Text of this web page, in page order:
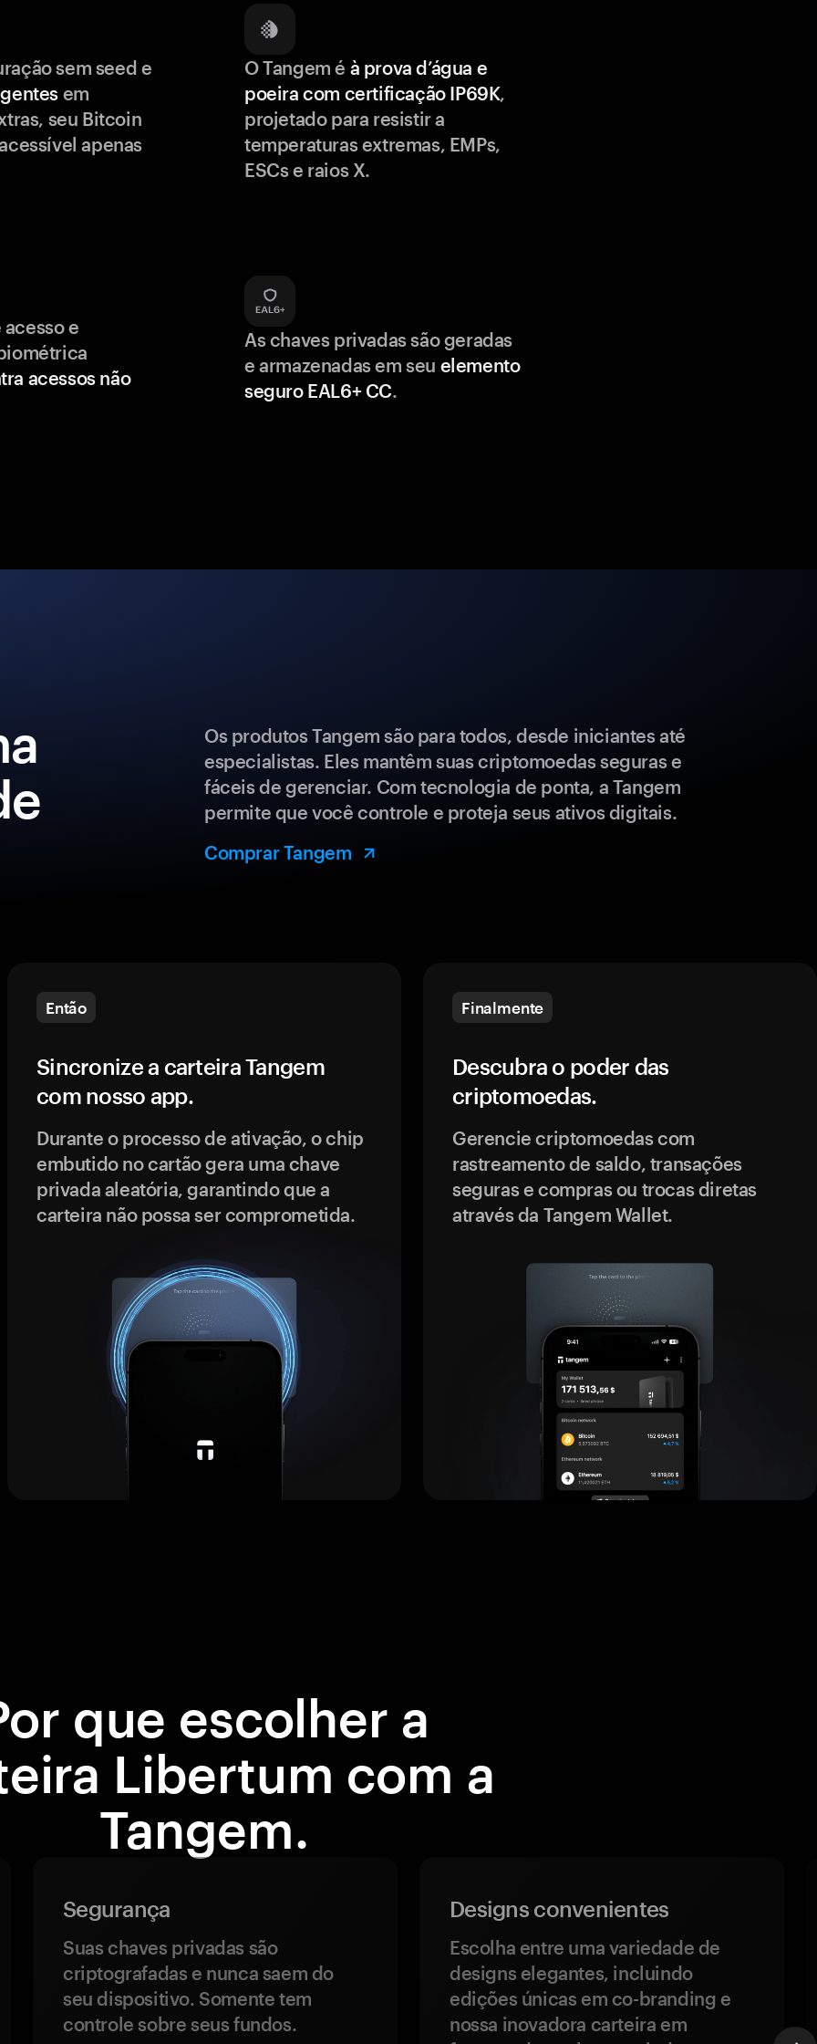
sem seed e
em
seu Bitcoin
apenas
O Tangem é à prova d’água e
poeira com certificação IP69K,
projetado para resistir a
temperaturas extremas, EMPs,
ESCs e raios X.
e
acessos não
As chaves privadas são geradas
e armazenadas em seu elemento
seguro EAL6+ CC.
Os produtos Tangem são para todos, desde iniciantes até
especialistas. Eles mantêm suas criptomoedas seguras e
fáceis de gerenciar. Com tecnologia de ponta, a Tangem
permite que você controle e proteja seus ativos digitais.
Comprar Tangem
Então
Sincronize a carteira Tangem
com nosso app.
Durante o processo de ativação, o chip
embutido no cartão gera uma chave
privada aleatória, garantindo que a
carteira não possa ser comprometida.
Finalmente
Descubra o poder das
criptomoedas.
Gerencie criptomoedas com
rastreamento de saldo, transações
seguras e compras ou trocas diretas
através da Tangem Wallet.
que escolher a
Libertum com a
Tangem.
Segurança
Suas chaves privadas são
criptografadas e nunca saem do
seu dispositivo. Somente tem
controle sobre seus fundos.
Designs convenientes
Escolha entre uma variedade de
designs elegantes, incluindo
edições únicas em co-branding e
nossa inovadora carteira em